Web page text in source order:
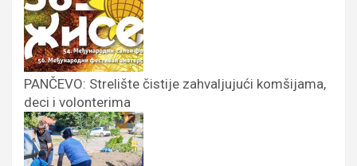
PANČEVO: Strelište čistije zahvaljujući komšijama,
deci i volonterima